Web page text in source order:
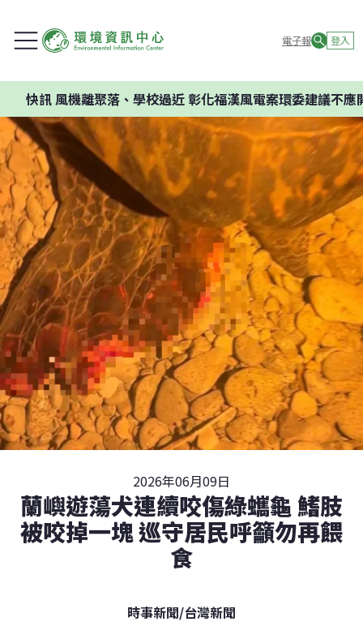
電子報 登入
機離聚落、學校過近 彰化福漢風電案環委建議不應開發
2026年06月09日
蘭嶼遊蕩犬連續咬傷綠蠵龜 鰭肢
被咬掉一塊 巡守居民呼籲勿再餵
食
時事新聞/台灣新聞